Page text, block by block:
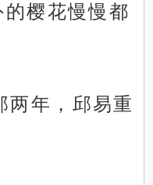
樱花慢慢都
两年，邱易重